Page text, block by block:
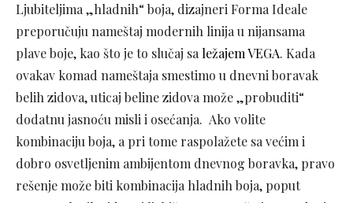
Ljubiteljima „hladnih“ boja, dizajneri Forma Ideale
preporučuju nameštaj modernih linija u nijansama
plave boje, kao što je to slučaj sa ležajem VEGA. Kada
ovakav komad nameštaja smestimo u dnevni boravak
belih zidova, uticaj beline zidova može „probuditi“
dodatnu jasnoću misli i osećanja. Ako volite
kombinaciju boja, a pri tome raspolažete sa većim i
dobro osvetljenim ambijentom dnevnog boravka, pravo
rešenje može biti kombinacija hladnih boja, poput